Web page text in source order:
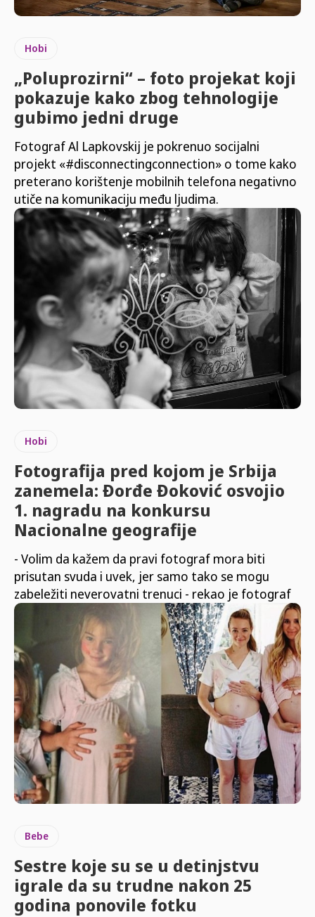
Hobi
„Poluprozirni“ – foto projekat koji
pokazuje kako zbog tehnologije
gubimo jedni druge
Fotograf Al Lapkovskij je pokrenuo socijalni
projekt «#disconnectingconnection» o tome kako
preterano korištenje mobilnih telefona negativno
utiče na komunikaciju među ljudima.
Hobi
Fotografija pred kojom je Srbija
zanemela: Đorđe Đoković osvojio
1. nagradu na konkursu
Nacionalne geografije
- Volim da kažem da pravi fotograf mora biti
prisutan svuda i uvek, jer samo tako se mogu
zabeležiti neverovatni trenuci - rekao je fotograf
Bebe
Sestre koje su se u detinjstvu
igrale da su trudne nakon 25
godina ponovile fotku